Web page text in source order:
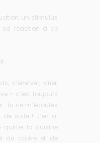
un stimulus
sa réaction à ce
:
s’énerver, crier,
« c’est toujours
tu ne m’écoutes
de suite ! J’en ai
quitter la cuisine
de colère et de